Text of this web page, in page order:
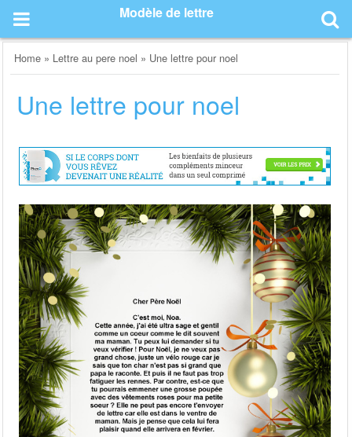
content
Modèle de lettre
Home » Lettre au pere noel » Une lettre pour noel
Une lettre pour noel